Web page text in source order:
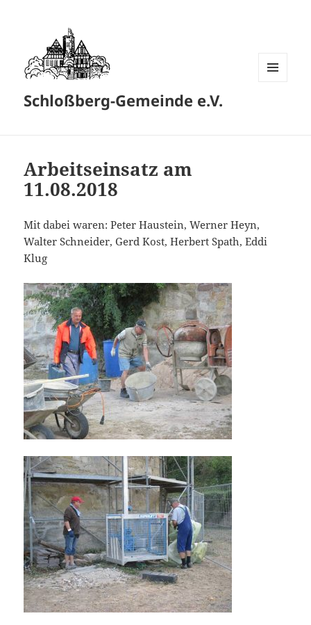
Schloßberg-Gemeinde e.V.
Arbeitseinsatz am
11.08.2018
Mit dabei waren: Peter Haustein, Werner Heyn,
Walter Schneider, Gerd Kost, Herbert Spath, Eddi
Klug